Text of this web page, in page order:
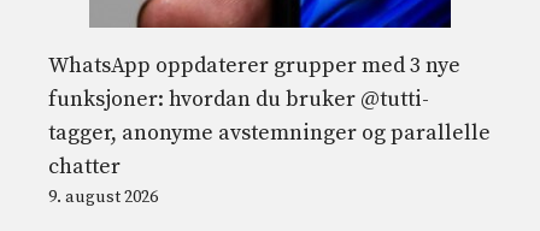
WhatsApp oppdaterer grupper med 3 nye
funksjoner: hvordan du bruker @tutti-
tagger, anonyme avstemninger og parallelle
chatter
9. august 2026